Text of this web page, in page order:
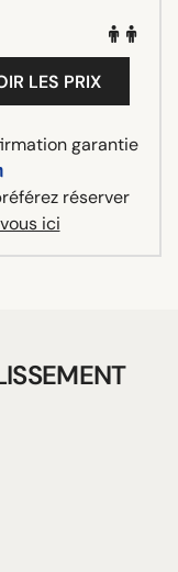
LES PRIX
garantie
réserver
ici